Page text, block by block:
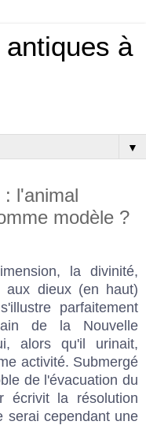
à
▼
: l'animal
modèle ?
la divinité,
aux dieux (en haut)
parfaitement
de la Nouvelle
alors qu'il urinait,
activité. Submergé
de l'évacuation du
écrivit la résolution
serai cependant une